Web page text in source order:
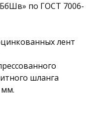
по ГОСТ 7006-
лент
шланга
мм.